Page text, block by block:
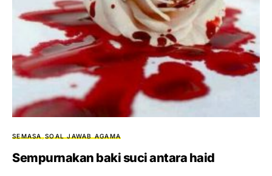
SEMASA SOAL JAWAB AGAMA
Sempurnakan baki suci antara haid